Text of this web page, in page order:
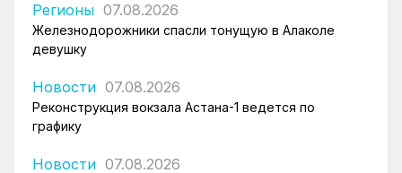
Регионы 07.08.2026
Железнодорожники спасли тонущую в Алаколе
девушку
Новости 07.08.2026
Реконструкция вокзала Астана-1 ведется по
графику
Новости 07.08.2026